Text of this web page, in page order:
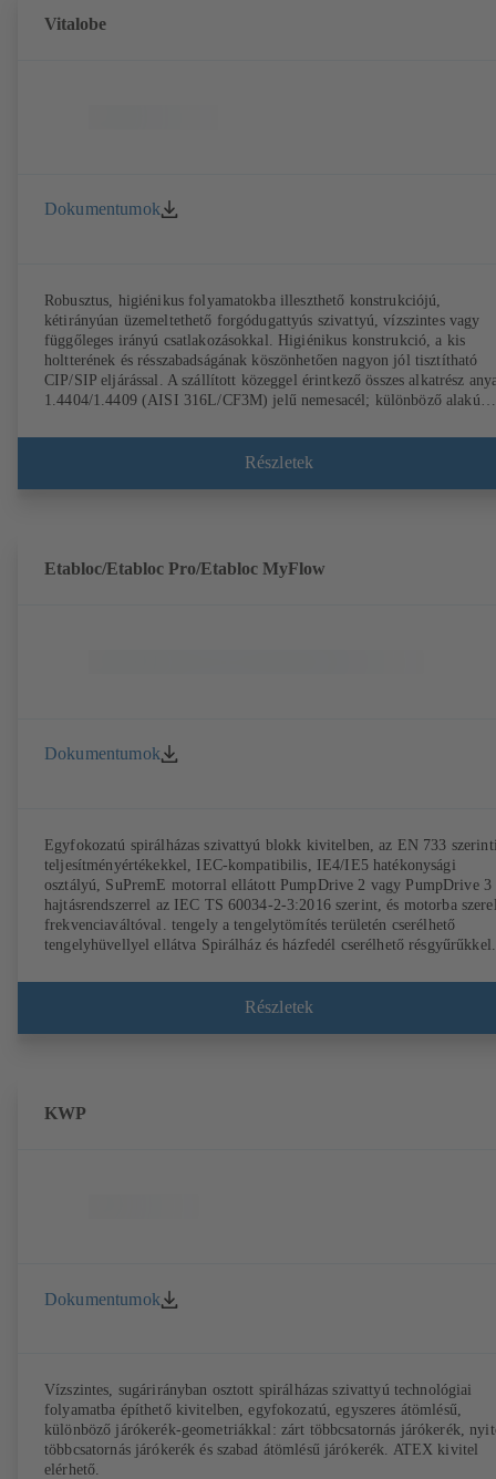
Vitalobe
Dokumentumok
Robusztus, higiénikus folyamatokba illeszthető konstrukciójú,
kétirányúan üzemeltethető forgódugattyús szivattyú, vízszintes vagy
függőleges irányú csatlakozásokkal. Higiénikus konstrukció, a kis
holtterének és résszabadságának köszönhetően nagyon jól tisztítható
CIP/SIP eljárással. A szállított közeggel érintkező összes alkatrész
1.4404/1.4409 (AISI 316L/CF3M) jelű nemesacél; különböző alakú
Szivattyú gépegységként felállítható hajtóművel és normmotorral. A
szivattyú elasztomerje megfelel az FDA és az EN 1935/2004
Részletek
Etabloc/Etabloc Pro/Etabloc MyFlow
Dokumentumok
Egyfokozatú spirálházas szivattyú blokk kivitelben, az EN 733
teljesítményértékekkel, IEC-kompatibilis, IE4/IE5 hatékonysági
osztályú, SuPremE motorral ellátott PumpDrive 2 vagy PumpDrive 3
hajtásrendszerrel az IEC TS 60034-2-3:2016 szerint, és motorba
frekvenciaváltóval. tengely a tengelytömítés területén cserélhető
tengelyhüvellyel ellátva Spirálház és házfedél cserélhető résgyűrűkkel.
szabványnak megfelelő rögzítési pontok, burkolat mérete a
DIN V 42673 (07-2011) szabvány szerint. ATEX kivitel elérhető.
Részletek
KWP
Dokumentumok
Vízszintes, sugárirányban osztott spirálházas szivattyú technológiai
folyamatba építhető kivitelben, egyfokozatú, egyszeres átömlésű,
különböző járókerék-geometriákkal: zárt többcsatornás járókerék,
többcsatornás járókerék és szabad átömlésű járókerék. ATEX kivitel
elérhető.